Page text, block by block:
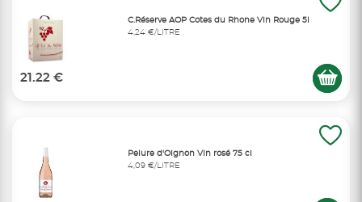
C.Réserve AOP Cotes du Rhone Vin Rouge 5l
4,24 €/LITRE
21.22 €
Pelure d'Oignon Vin rosé 75 cl
4,09 €/LITRE